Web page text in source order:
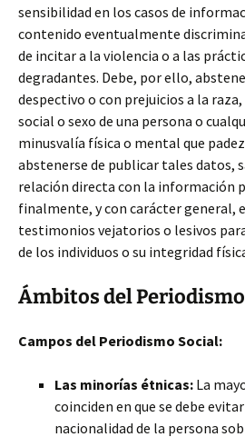
sensibilidad en los casos de
contenido eventualmente
de incitar a la violencia o a las
degradantes. Debe, por ello,
despectivo o con prejuicios a la
social o sexo de una persona o
minusvalía física o mental que
abstenerse de publicar tales datos,
relación directa con la información
finalmente, y con carácter general,
testimonios vejatorios o lesivos
de los individuos o su integridad
Ámbitos del
Campos del Periodismo Social:
Las minorías étnicas: La
coinciden en que se debe
nacionalidad de la persona